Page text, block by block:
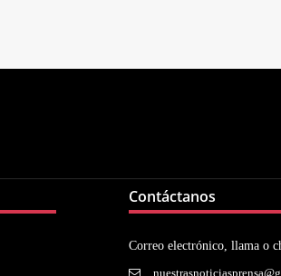
Contáctanos
Correo electrónico, llama o